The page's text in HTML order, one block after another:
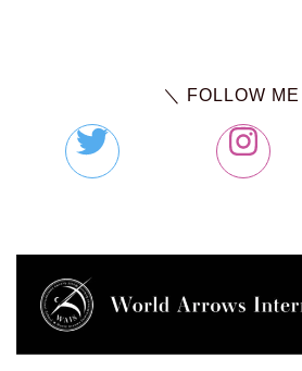
＼ FOLLOW ME